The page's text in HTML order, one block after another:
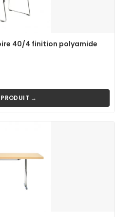
40/4 finition polyamide
→